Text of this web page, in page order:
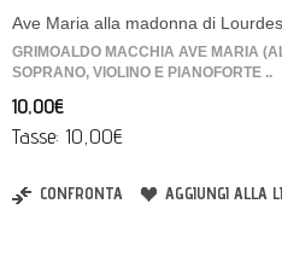
Ave Maria alla madonna di Lourdes
GRIMOALDO MACCHIA AVE MARIA
SOPRANO, VIOLINO E PIANOFORTE ..
10,00€
Tasse: 10,00€
CONFRONTA AGGIUNGI ALLA